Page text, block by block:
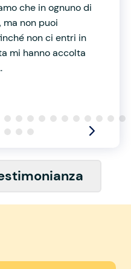
che in ognuno di
ma non puoi
non ci entri in
mi hanno accolta